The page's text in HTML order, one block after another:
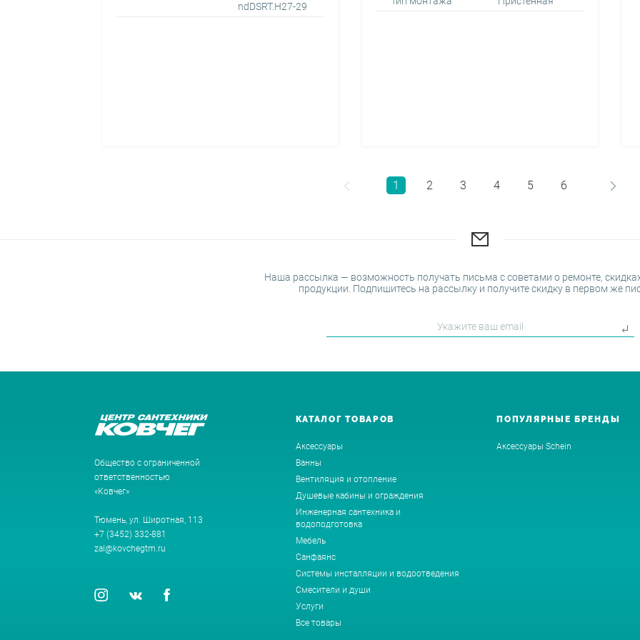
ndDSRT.H27-29
1 2 3 4 5 6
Наша рассылка — возможность получать письма с советами о ремонте,
продукции. Подпишитесь на рассылку и получите скидку в первом же
Общество с ограниченной
ответственностью
«Ковчег»
Тюмень, ул. Широтная, 113
+7 (3452) 332-881
zal@kovchegtm.ru
КАТАЛОГ ТОВАРОВ
Аксессуары
Ванны
Вентиляция и отопление
Душевые кабины и ограждения
Инженерная сантехника и
водоподготовка
Мебель
Санфаянс
Системы инсталляции и водоотведения
Смесители и души
Услуги
Все товары
ПОПУЛЯРНЫЕ БРЕНДЫ
Аксессуары Schein